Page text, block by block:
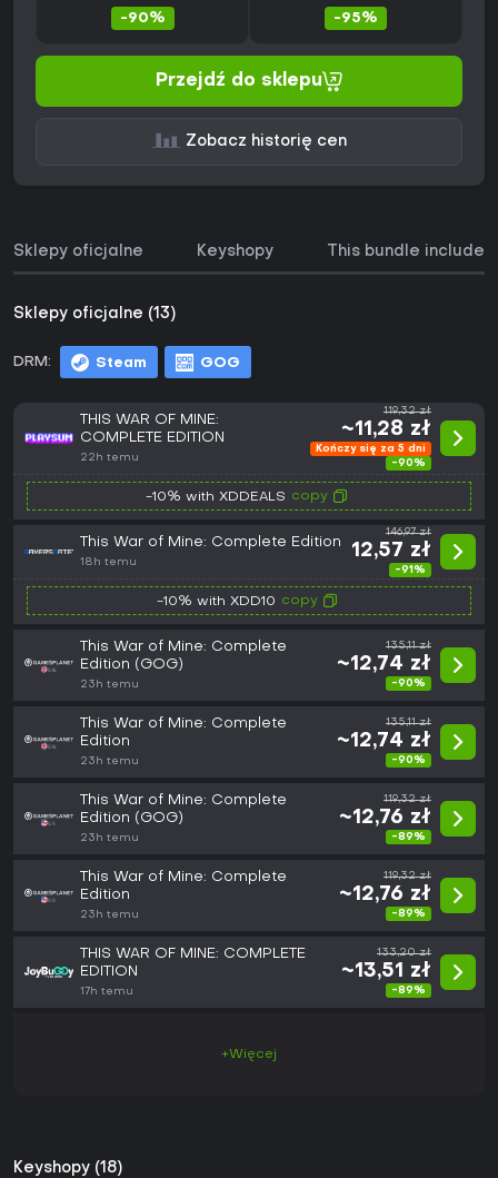
-90% -95%
Przejdź do sklepu
Zobacz historię cen
Sklepy oficjalne Keyshopy This bundle includes
Sklepy oficjalne (13)
DRM: Steam GOG
THIS WAR OF MINE:
COMPLETE EDITION
22h temu
119,32 zł
~11,28 zł
Kończy się za 5 dni
-90%
-10% with XDDEALS copy
This War of Mine: Complete Edition
18h temu
146,97 zł
12,57 zł
-91%
-10% with XDD10 copy
This War of Mine: Complete
Edition (GOG)
23h temu
135,11 zł
~12,74 zł
-90%
This War of Mine: Complete
Edition
23h temu
135,11 zł
~12,74 zł
-90%
This War of Mine: Complete
Edition (GOG)
23h temu
119,32 zł
~12,76 zł
-89%
This War of Mine: Complete
Edition
23h temu
119,32 zł
~12,76 zł
-89%
THIS WAR OF MINE: COMPLETE
EDITION
17h temu
133,20 zł
~13,51 zł
-89%
+Więcej
Keyshopy (18)